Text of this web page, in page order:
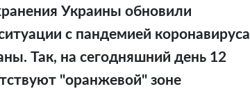
Украины обновили
с пандемией коронавируса
Так, на сегодняшний день 12
"оранжевой" зоне